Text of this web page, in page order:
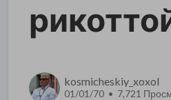
kosmicheskiy_xoxol
01/01/70 • 7,721